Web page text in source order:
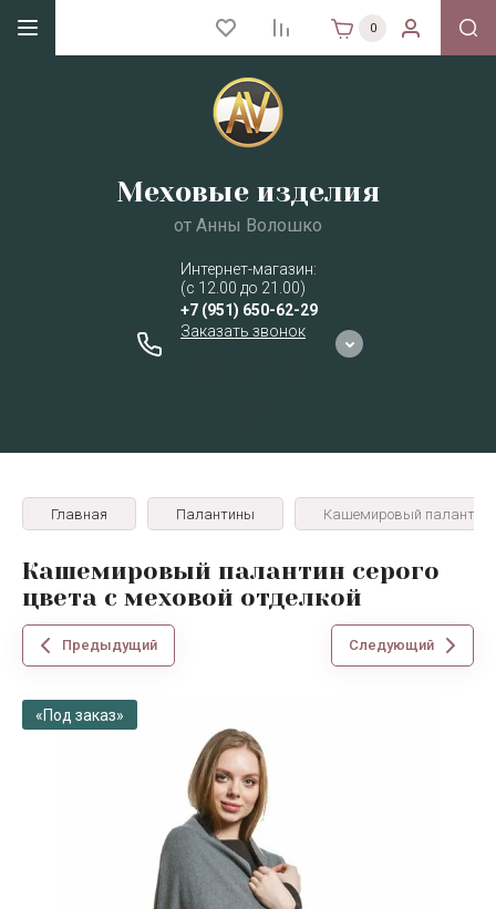
0
Меховые изделия
от Анны Волошко
Интернет-магазин:
(с 12.00 до 21.00)
+7 (951) 650-62-29
Заказать звонок
Главная Палантины Кашемировый палантин
Кашемировый палантин серого
цвета с меховой отделкой
Предыдущий Следующий
«Под заказ»